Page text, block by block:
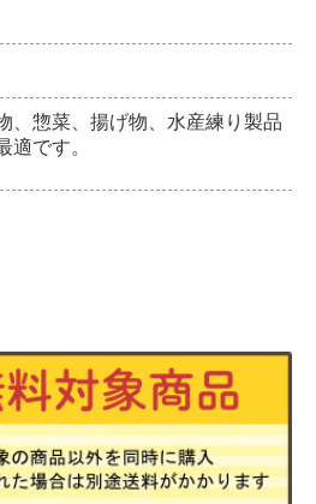
、惣菜、揚げ物、水産練り製品
適です。